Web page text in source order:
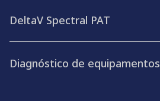
DeltaV Spectral PAT
Diagnóstico de equipamentos